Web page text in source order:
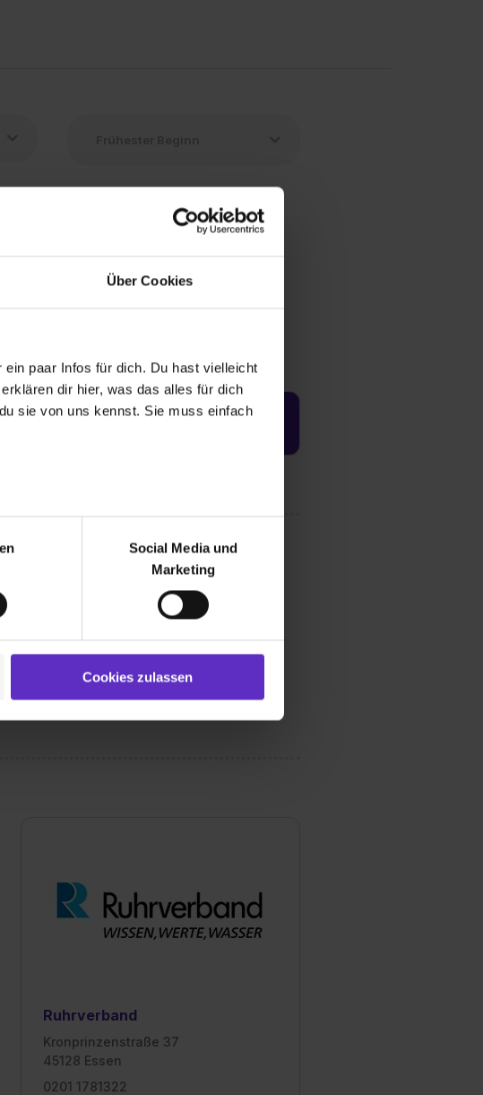
Über Cookies
paar Infos für dich. Du hast vielleicht
dir hier, was das alles für dich
sie von uns kennst. Sie muss einfach
um von dir bei Benutzung der
unsere Webseite zu analysieren
Partner für soziale Medien, Werbung
Media und Marketing“). Unsere
die du ihnen bereitgestellt hast oder die
bist du auch damit
Posts) angezeigt und hierfür
die von dir erteilte Einwilligung
unter dem Punkt
Social Media und
Marketing
Cookies zulassen
an.
Ruhrverband
Kronprinzenstraße 37
45128 Essen
0201 1781322